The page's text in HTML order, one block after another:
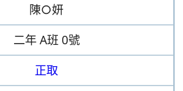
陳○妍
二年 A班 0號
正取